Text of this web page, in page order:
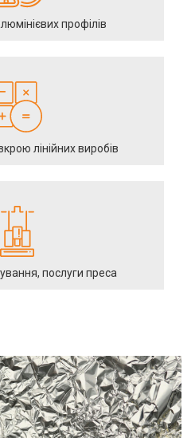
профілів
лінійних виробів
послуги преса